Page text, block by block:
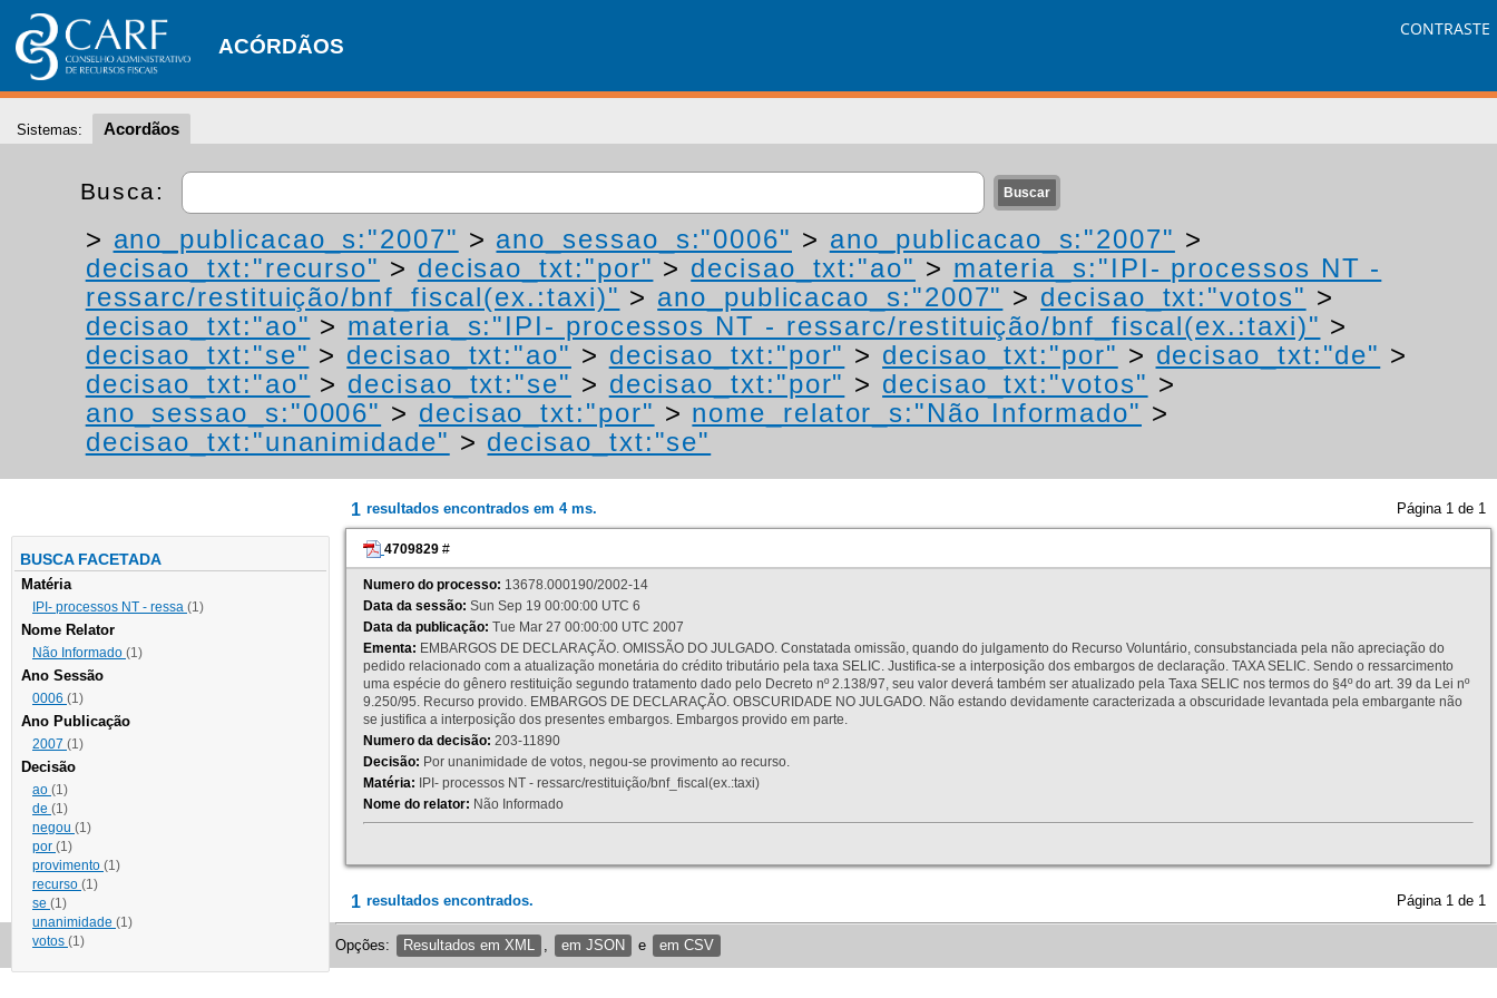
ACÓRDÃOS
CONTRASTE
Sistemas: Acordãos
Busca:
> ano_publicacao_s:"2007" > ano_sessao_s:"0006" > ano_publicacao_s:"2007" >
decisao_txt:"recurso" > decisao_txt:"por" > decisao_txt:"ao" > materia_s:"IPI- processos NT -
ressarc/restituição/bnf_fiscal(ex.:taxi)" > ano_publicacao_s:"2007" > decisao_txt:"votos" >
decisao_txt:"ao" > materia_s:"IPI- processos NT - ressarc/restituição/bnf_fiscal(ex.:taxi)" >
decisao_txt:"se" > decisao_txt:"ao" > decisao_txt:"por" > decisao_txt:"por" > decisao_txt:"de" >
decisao_txt:"ao" > decisao_txt:"se" > decisao_txt:"por" > decisao_txt:"votos" >
ano_sessao_s:"0006" > decisao_txt:"por" > nome_relator_s:"Não Informado" >
decisao_txt:"unanimidade" > decisao_txt:"se"
BUSCA FACETADA
Matéria
IPI- processos NT - ressa (1)
Nome Relator
Não Informado (1)
Ano Sessão
0006 (1)
Ano Publicação
2007 (1)
Decisão
ao (1)
de (1)
negou (1)
por (1)
provimento (1)
recurso (1)
se (1)
unanimidade (1)
votos (1)
1 resultados encontrados em 4 ms. Página 1 de 1
4709829 #
Numero do processo: 13678.000190/2002-14
Data da sessão: Sun Sep 19 00:00:00 UTC 6
Data da publicação: Tue Mar 27 00:00:00 UTC 2007
Ementa: EMBARGOS DE DECLARAÇÃO. OMISSÃO DO JULGADO. Constatada omissão, quando do julgamento do Recurso Voluntário, consubstanciada pela não apreciação do
pedido relacionado com a atualização monetária do crédito tributário pela taxa SELIC. Justifica-se a interposição dos embargos de declaração. TAXA SELIC. Sendo o ressarcimento
uma espécie do gênero restituição segundo tratamento dado pelo Decreto nº 2.138/97, seu valor deverá também ser atualizado pela Taxa SELIC nos termos do §4º do art. 39 da Lei nº
9.250/95. Recurso provido. EMBARGOS DE DECLARAÇÃO. OBSCURIDADE NO JULGADO. Não estando devidamente caracterizada a obscuridade levantada pela embargante não
se justifica a interposição dos presentes embargos. Embargos provido em parte.
Numero da decisão: 203-11890
Decisão: Por unanimidade de votos, negou-se provimento ao recurso.
Matéria: IPI- processos NT - ressarc/restituição/bnf_fiscal(ex.:taxi)
Nome do relator: Não Informado
1 resultados encontrados. Página 1 de 1
Opções: Resultados em XML em JSON e em CSV